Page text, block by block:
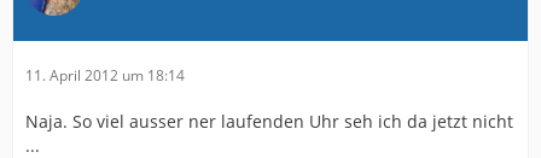
11. April 2012 um 18:14
Naja. So viel ausser ner laufenden Uhr seh ich da jetzt nicht
...